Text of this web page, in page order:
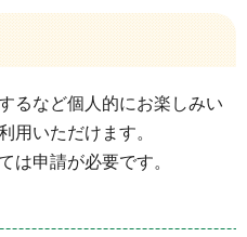
るなど個人的にお楽しみい
用いただけます。
は申請が必要です。